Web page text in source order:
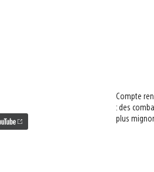
Compte
: des
plus